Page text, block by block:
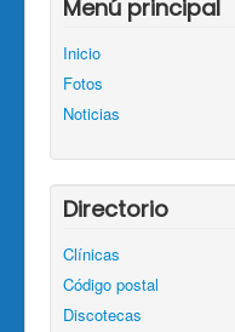
Menú principal
Inicio
Fotos
Noticias
Directorio
Clínicas
Código postal
Discotecas